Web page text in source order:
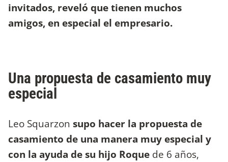
invitados, reveló que tienen muchos
amigos, en especial el empresario.
Una propuesta de casamiento muy
especial
Leo Squarzon supo hacer la propuesta de
casamiento de una manera muy especial y
con la ayuda de su hijo Roque de 6 años,